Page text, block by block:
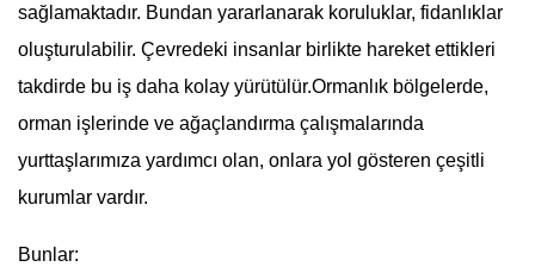
sağlamaktadır. Bundan yararlanarak koruluklar, fidanlıklar
oluşturulabilir. Çevredeki insanlar birlikte hareket ettikleri
takdirde bu iş daha kolay yürütülür.Ormanlık bölgelerde,
orman işlerinde ve ağaçlandırma çalışmalarında
yurttaşlarımıza yardımcı olan, onlara yol gösteren çeşitli
kurumlar vardır.
Bunlar: